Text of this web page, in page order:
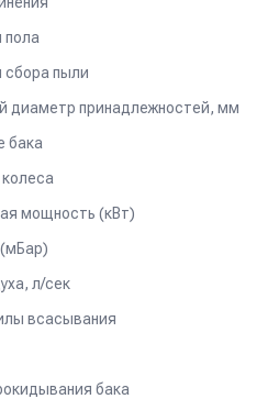
пола
сбора пыли
диаметр принадлежностей, мм
бака
мощность (кВт)
л/сек
всасывания
бака